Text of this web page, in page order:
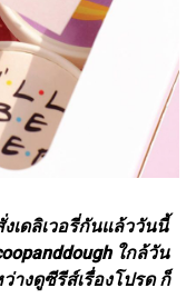
สั่งเดลิเวอรี่กันแล้ววันนี้
ใกล้วัน
างดูซีรีส์เรื่องโปรด ก็